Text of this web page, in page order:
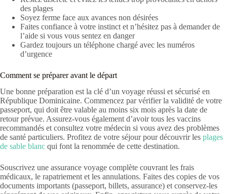
des plages
Soyez ferme face aux avances non désirées
Faites confiance à votre instinct et n’hésitez pas à demander de
l’aide si vous vous sentez en danger
Gardez toujours un téléphone chargé avec les numéros
d’urgence
Comment se préparer avant le départ
Une bonne préparation est la clé d’un voyage réussi et sécurisé en
République Dominicaine. Commencez par vérifier la validité de votre
passeport, qui doit être valable au moins six mois après la date de
retour prévue. Assurez-vous également d’avoir tous les vaccins
recommandés et consultez votre médecin si vous avez des problèmes
de santé particuliers. Profitez de votre séjour pour découvrir les plages
de sable blanc qui font la renommée de cette destination.
Souscrivez une assurance voyage complète couvrant les frais
médicaux, le rapatriement et les annulations. Faites des copies de vos
documents importants (passeport, billets, assurance) et conservez-les